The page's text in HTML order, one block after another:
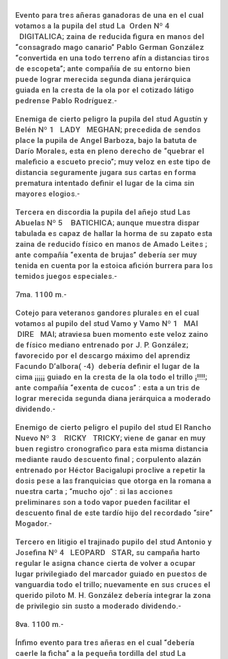
Evento para tres añeras ganadoras de una en el cual
votamos a la pupila del stud La Orden Nº 4
DIGITALICA; zaina de reducida figura en manos del
“consagrado mago canario” Pablo German González
“convertida en una todo terreno afín a distancias tiros
de escopeta”; ante compañía de su entorno bien
puede lograr merecida segunda diana jerárquica
guiada en la cresta de la ola por el cotizado látigo
pedrense Pablo Rodríguez.-
Enemiga de cierto peligro la pupila del stud Agustín y
Belén Nº 1 LADY MEGHAN; precedida de sendos
place la pupila de Angel Barboza, bajo la batuta de
Darío Morales, esta en pleno derecho de “quebrar el
maleficio a escueto precio”; muy veloz en este tipo de
distancia seguramente jugara sus cartas en forma
prematura intentado definir el lugar de la cima sin
mayores elogios.-
Tercera en discordia la pupila del añejo stud Las
Abuelas Nº 5 BATICHICA; aunque muestra dispar
tabulada es capaz de hallar la horma de su zapato esta
zaina de reducido físico en manos de Amado Leites ;
ante compañía “exenta de brujas” debería ser muy
tenida en cuenta por la estoica afición burrera para los
temidos juegos especiales.-
7ma. 1100 m.-
Cotejo para veteranos gandores plurales en el cual
votamos al pupilo del stud Vamo y Vamo Nº 1 MAI
DIRE MAI; atraviesa buen momento este veloz zaino
de físico mediano entrenado por J. P. González;
favorecido por el descargo máximo del aprendiz
Facundo D’albora( -4) debería definir el lugar de la
cima ¡¡¡¡¡ guiado en la cresta de la ola todo el trillo ¡!!!!;
ante compañía “exenta de cucos” : esta a un tris de
lograr merecida segunda diana jerárquica a moderado
dividendo.-
Enemigo de cierto peligro el pupilo del stud El Rancho
Nuevo Nº 3 RICKY TRICKY; viene de ganar en muy
buen registro cronografico para esta misma distancia
mediante raudo descuento final ; corpulento alazán
entrenado por Héctor Bacigalupi proclive a repetir la
dosis pese a las franquicias que otorga en la romana a
nuestra carta ; “mucho ojo” : si las acciones
preliminares son a todo vapor pueden facilitar el
descuento final de este tardío hijo del recordado “sire”
Mogador.-
Tercero en litigio el trajinado pupilo del stud Antonio y
Josefina Nº 4 LEOPARD STAR, su campaña harto
regular le asigna chance cierta de volver a ocupar
lugar privilegiado del marcador guiado en puestos de
vanguardia todo el trillo; nuevamente en sus cruces el
querido piloto M. H. González debería integrar la zona
de privilegio sin susto a moderado dividendo.-
8va. 1100 m.-
Ínfimo evento para tres añeras en el cual “debería
caerle la ficha” a la pequeña tordilla del stud La